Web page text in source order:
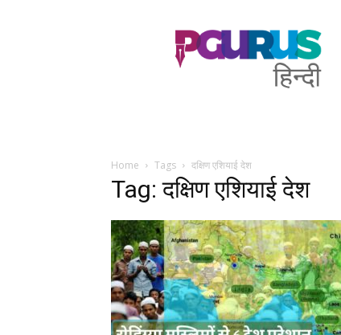
PGurus
Hindi
Home Tags दक्षिण एशियाई देश
Tag: दक्षिण एशियाई देश